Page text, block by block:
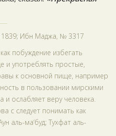
Ибн Маджа, № 3317
побуждение избегать
и употреблять простые,
к основной пище, например
в пользовании мирскими
и ослабляет веру человека.
с следует понимать как
аль-ма‘буд; Тухфат аль-